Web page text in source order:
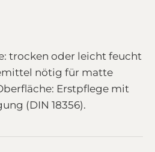
trocken oder leicht feucht
nötig für matte
Erstpflege mit
(DIN 18356).